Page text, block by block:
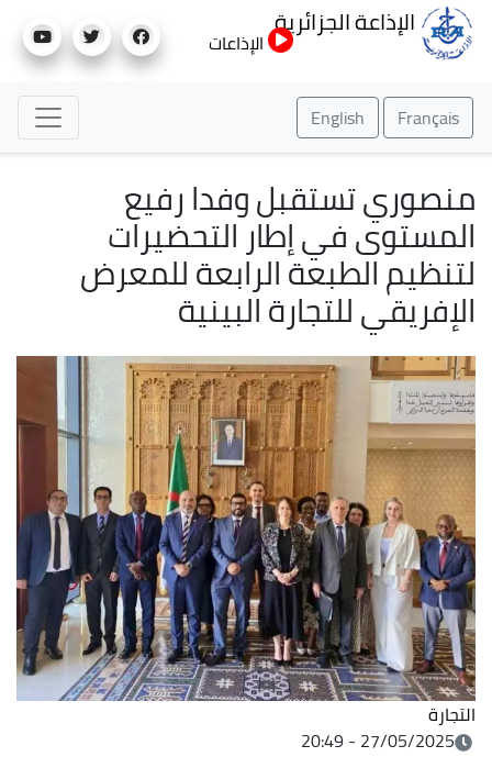
إلى
الإذاعة الجزائرية
الإذاعات
Français
English
منصوري تستقبل وفدا رفيع
المستوى في إطار التحضيرات
لتنظيم الطبعة الرابعة للمعرض
الإفريقي للتجارة البينية
التجارة
27/05/2025 - 20:49